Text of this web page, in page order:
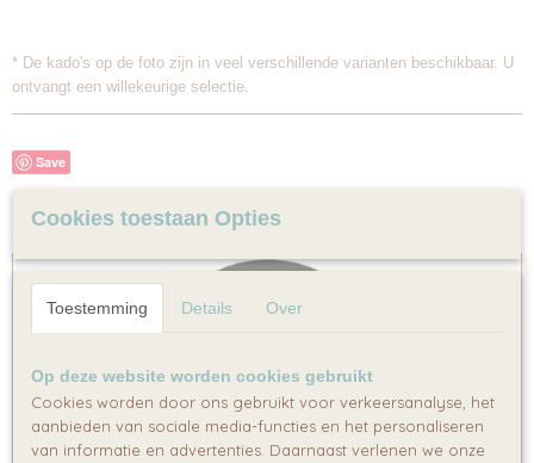
* De kado's op de foto zijn in veel verschillende varianten beschikbaar. U
ontvangt een willekeurige selectie.
Save
Ook interessant
Cookies toestaan Opties
Toestemming Details Over
Op deze website worden cookies gebruikt
Cookies worden door ons gebruikt voor verkeersanalyse, het
aanbieden van sociale media-functies en het personaliseren
van informatie en advertenties. Daarnaast verlenen we onze